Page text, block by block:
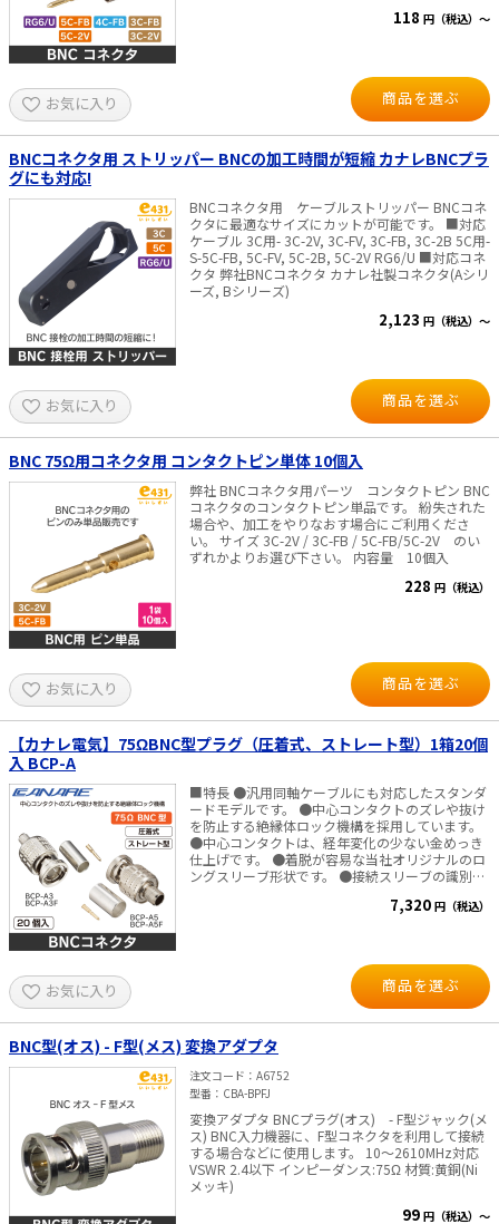
照明・照明器具
電源タップ・延長コード
スイッチ・コンセント（配線器具）
PF管/FEP管/CD管/情報線保護管
ボックス・ビニル電線管付属品・引き込
みカバー
工具関連
EV充電設備工事関連
感染症関連
その他
暑さ対策
販売終了品
共用 ・4C-FB用 ・ 5C-2V用 ・5C-FB, 5C-FV
具 HOZAN P-741 カナレ TCD-35CA 弊社対
118 円（税込）～
お気に入り 商品を選ぶ
BNCコネクタ用 ストリッパー BNCの加工時間が短縮 カナレBNCプラ
グにも対応!
BNCコネクタ用 ケーブルストリッパー BNCコネ
クタに最適なサイズにカットが可能です。 ■対応
ケーブル 3C用- 3C-2V, 3C-FV, 3C-FB, 3C-2B 5C用-
S-5C-FB, 5C-FV, 5C-2B, 5C-2V RG6/U ■対応コネ
クタ 弊社BNCコネクタ カナレ社製コネクタ(Aシリ
ーズ, Bシリーズ)
2,123 円（税込）～
お気に入り 商品を選ぶ
BNC 75Ω用コネクタ用 コンタクトピン単体 10個入
弊社 BNCコネクタ用パーツ コンタクトピン BNC
コネクタのコンタクトピン単品です。 紛失された
場合や、加工をやりなおす場合にご利用くださ
い。 サイズ 3C-2V / 3C-FB / 5C-FB/5C-2V のい
ずれかよりお選び下さい。 内容量 10個入
228 円（税込）
お気に入り 商品を選ぶ
【カナレ電気】75ΩBNC型プラグ（圧着式、ストレート型）1箱20個
入 BCP-A
■特長 ●汎用同軸ケーブルにも対応したスタンダ
ードモデルです。 ●中心コンタクトのズレや抜け
を防止する絶縁体ロック機構を採用しています。
●中心コンタクトは、経年変化の少ない金めっき
仕上げです。 ●着脱が容易な当社オリジナルのロ
ングスリーブ形状です。 ●接続スリーブの識別溝
7,320 円（税込）
お気に入り 商品を選ぶ
BNC型(オス) - F型(メス) 変換アダプタ
注文コード
A6752
型番
CBA-BPFJ
変換アダプタ BNCプラグ(オス) - F型ジャック(メ
ス) BNC入力機器に、F型コネクタを利用して接続
する場合などに使用します。 10～2610MHz対応
VSWR 2.4以下 インピーダンス:75Ω 材質:黄銅(Ni
メッキ)
99 円（税込）～